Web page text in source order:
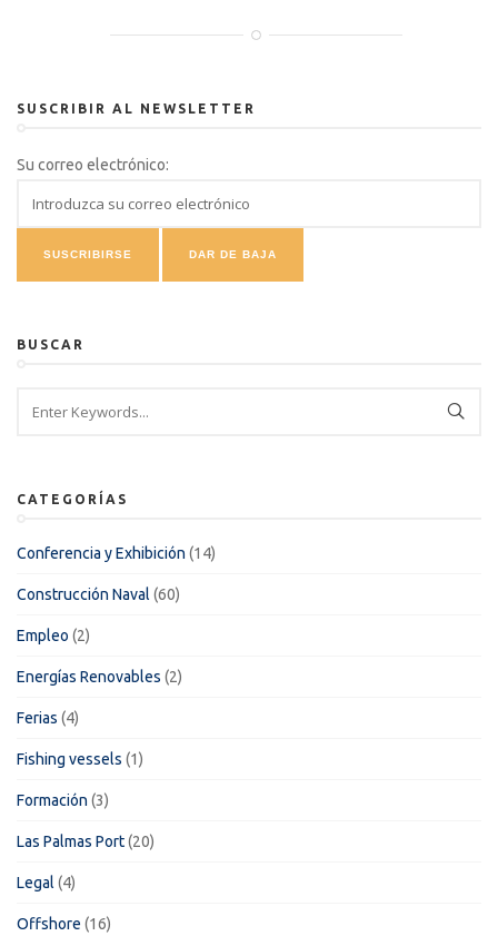
SUSCRIBIR AL NEWSLETTER
Su correo electrónico:
BUSCAR
CATEGORÍAS
Conferencia y Exhibición (14)
Construcción Naval (60)
Empleo (2)
Energías Renovables (2)
Ferias (4)
Fishing vessels (1)
Formación (3)
Las Palmas Port(20)
Legal (4)
Offshore (16)